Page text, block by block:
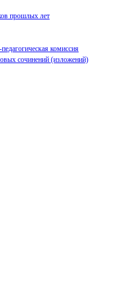
прошлых лет
комиссия
сочинений (изложений)